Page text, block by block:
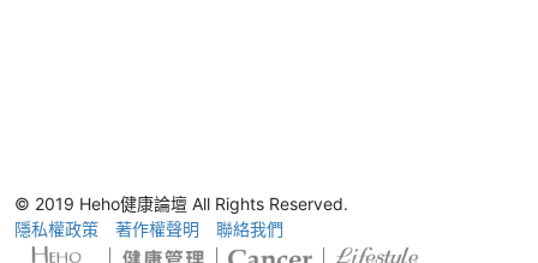
© 2019 Heho健康論壇 All Rights Reserved.
隱私權政策
著作權聲明 聯絡我們